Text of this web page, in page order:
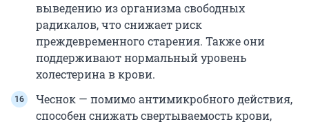
выведению из организма свободных
радикалов, что снижает риск
преждевременного старения. Также они
поддерживают нормальный уровень
холестерина в крови.
Чеснок — помимо антимикробного действия,
способен снижать свертываемость крови,